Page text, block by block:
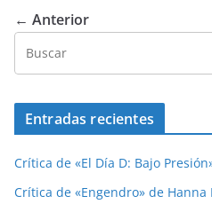
← Anterior
Entradas recientes
Crítica de «El Día D: Bajo
Crítica de «Engendro» de Hanna